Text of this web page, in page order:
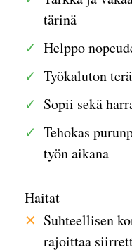
tärinä
Helppo
Työkaluton
Sopii sekä
Tehokas
työn aikana
Haitat
Suhteellisen
rajoittaa